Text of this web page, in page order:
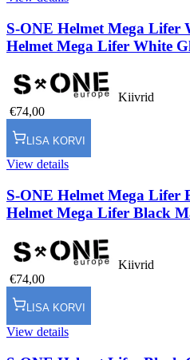
S-ONE Helmet Mega Lifer
Helmet Mega Lifer White
Kiivrid
€74,00
LISA KORVI
View details
S-ONE Helmet Mega Lifer
Helmet Mega Lifer Black
Kiivrid
€74,00
LISA KORVI
View details